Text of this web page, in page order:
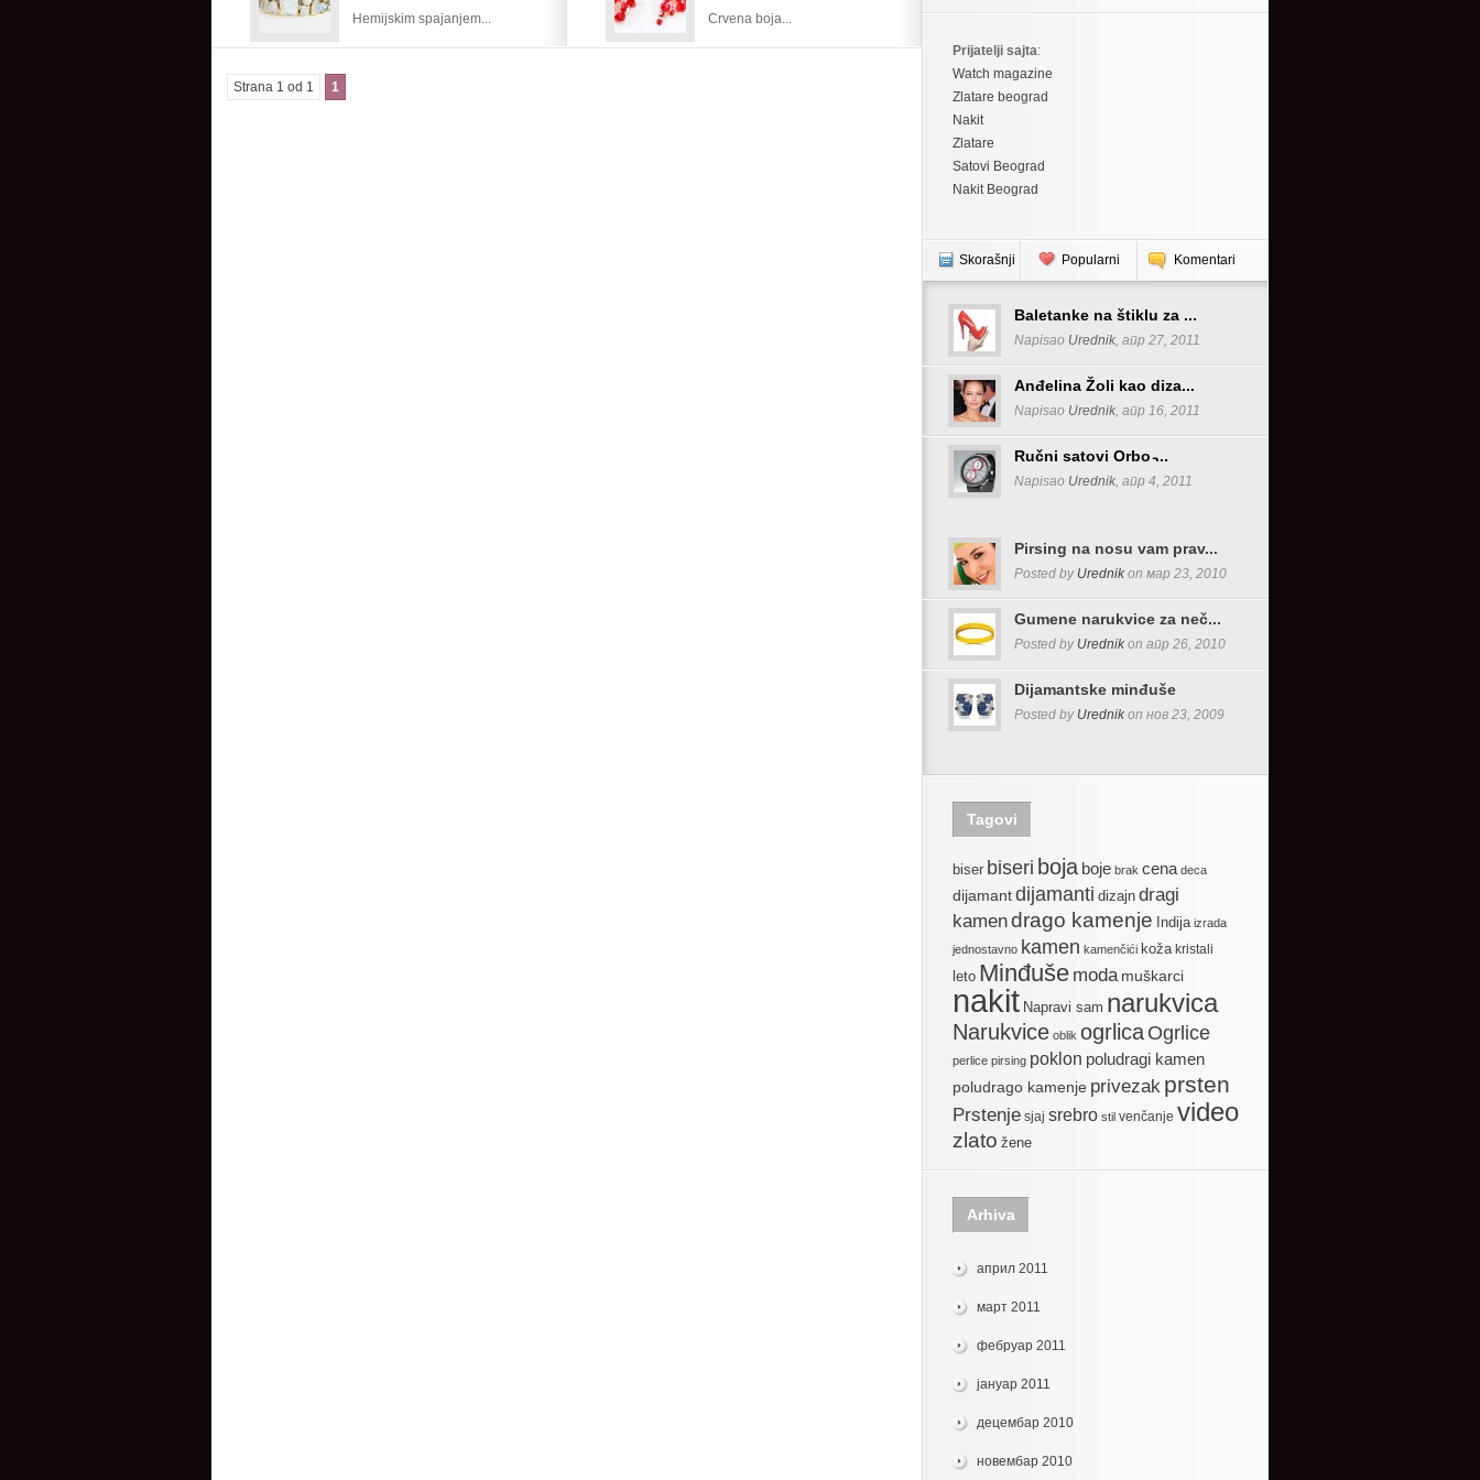
njegovih
boja
Hemijskim spajanjem...
i
psihi
Crvena boja...
Strana 1 od 1 1
Prijatelji sajta:
Watch magazine
Zlatare beograd
Nakit
Zlatare
Satovi Beograd
Nakit Beograd
Skorašnji Popularni Komentari
Baletanke na štiklu za ...
Napisao Urednik, апр 27, 2011
Anđelina Žoli kao diza...
Napisao Urednik, апр 16, 2011
Ručni satovi Orbo ̵...
Napisao Urednik, апр 4, 2011
Pirsing na nosu vam prav...
Posted by Urednik on мар 23, 2010
Gumene narukvice za neč...
Posted by Urednik on апр 26, 2010
Dijamantske minđuše
Posted by Urednik on нов 23, 2009
Tagovi
biser biseri boja boje brak cena deca
dijamantdijamanti dizajn dragi
kamendrago kamenje Indija izrada
jednostavno kamen kamenčići koža kristali
leto Minđuše moda muškarci
nakit Napravi sam narukvica
Narukvice oblik ogrlicaOgrlice
perlice pirsing poklon poludragi kamen
poludrago kamenje privezak prsten
Prstenje sjaj srebro stil venčanje video
zlato žene
Arhiva
април 2011
март 2011
фебруар 2011
јануар 2011
децембар 2010
новембар 2010